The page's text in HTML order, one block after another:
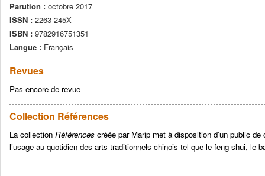
Parution : octobre 2017
ISSN : 2263-245X
ISBN : 9782916751351
Langue : Français
Revues
Pas encore de revue
Collection Références
La collection Références créée par Marip met à disposition d’un public
l’usage au quotidien des arts traditionnels chinois tel que le feng shui, le